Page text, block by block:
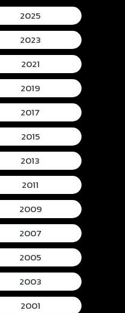
2025
2023
2021
2019
2017
2015
2013
2011
2009
2007
2005
2003
2001